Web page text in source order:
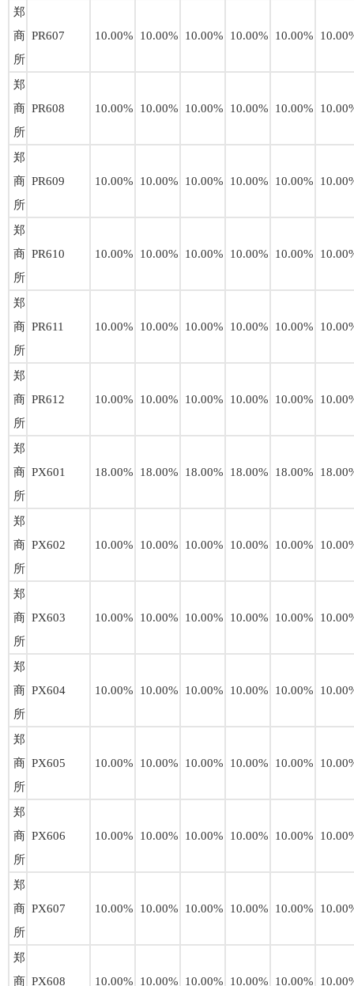
郑
商
所
PR607 10.00% 10.00% 10.00% 10.00% 10.00%
郑
商
所
PR608 10.00% 10.00% 10.00% 10.00% 10.00%
郑
商
所
PR609 10.00% 10.00% 10.00% 10.00% 10.00%
郑
商
所
PR610 10.00% 10.00% 10.00% 10.00% 10.00%
郑
商
所
PR611 10.00% 10.00% 10.00% 10.00% 10.00%
郑
商
所
PR612 10.00% 10.00% 10.00% 10.00% 10.00%
郑
商
所
PX601 18.00% 18.00% 18.00% 18.00% 18.00%
郑
商
所
PX602 10.00% 10.00% 10.00% 10.00% 10.00%
郑
商
所
PX603 10.00% 10.00% 10.00% 10.00% 10.00%
郑
商
所
PX604 10.00% 10.00% 10.00% 10.00% 10.00%
郑
商
所
PX605 10.00% 10.00% 10.00% 10.00% 10.00%
郑
商
所
PX606 10.00% 10.00% 10.00% 10.00% 10.00%
郑
商
所
PX607 10.00% 10.00% 10.00% 10.00% 10.00%
郑
商 PX608 10.00% 10.00% 10.00% 10.00% 10.00%